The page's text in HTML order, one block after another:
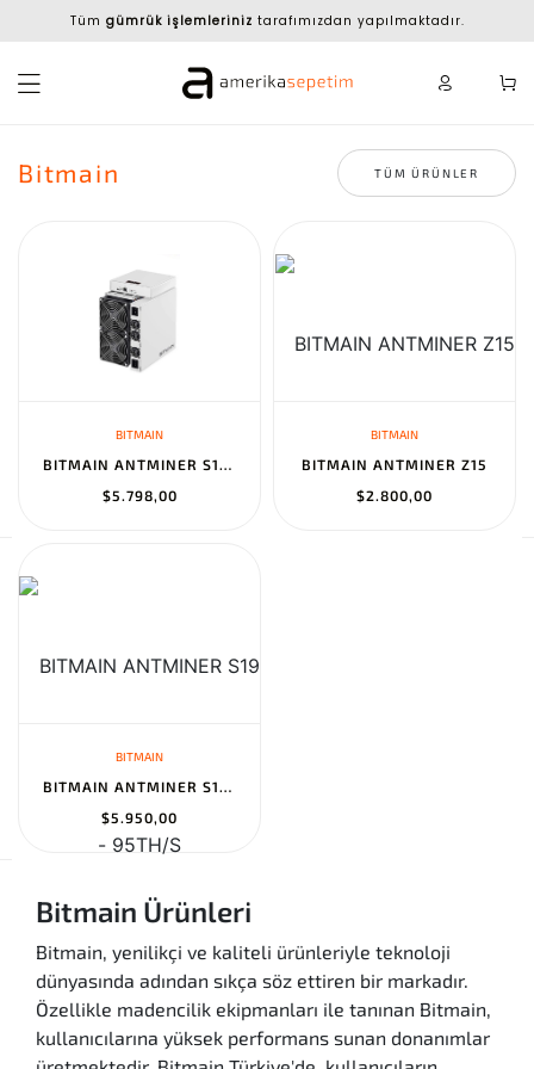
Tüm gümrük işlemleriniz tarafımızdan yapılmaktadır.
Bitmain TÜM ÜRÜNLER
BITMAIN
BITMAIN ANTMINER S17 PRO 56TH/S BITCOIN MINER 1296-2790W ASIC BIT...
$5.798,00
BITMAIN
BITMAIN ANTMINER Z15
$2.800,00
BITMAIN
BITMAIN ANTMINER S19 - 95TH/S
$5.950,00
Bitmain Ürünleri
Bitmain, yenilikçi ve kaliteli ürünleriyle teknoloji
dünyasında adından sıkça söz ettiren bir markadır.
Özellikle madencilik ekipmanları ile tanınan Bitmain,
kullanıcılarına yüksek performans sunan donanımlar